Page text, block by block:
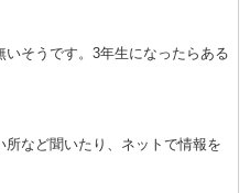
そうです。3年生になったらある
など聞いたり、ネットで情報を